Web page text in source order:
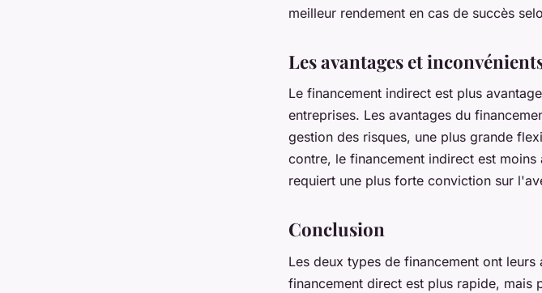
meilleur rendement en cas de succès
Les avantages et
Le financement indirect est plus
entreprises. Les avantages du
gestion des risques, une plus grande
contre, le financement indirect est
requiert une plus forte conviction sur
Conclusion
Les deux types de financement ont
financement direct est plus rapide, mais